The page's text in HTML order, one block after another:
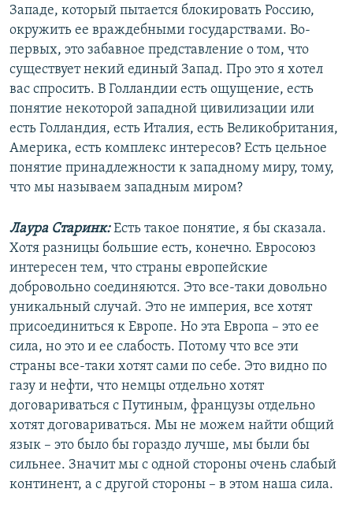
Западе, который пытается блокировать Россию,
окружить ее враждебными государствами. Во-
первых, это забавное представление о том, что
существует некий единый Запад. Про это я хотел
вас спросить. В Голландии есть ощущение, есть
понятие некоторой западной цивилизации или
есть Голландия, есть Италия, есть Великобритания,
Америка, есть комплекс интересов? Есть цельное
понятие принадлежности к западному миру, тому,
что мы называем западным миром?
Лаура Старинк:Есть такое понятие, я бы сказала.
Хотя разницы большие есть, конечно. Евросоюз
интересен тем, что страны европейские
добровольно соединяются. Это все-таки довольно
уникальный случай. Это не империя, все хотят
присоединиться к Европе. Но эта Европа – это ее
сила, но это и ее слабость. Потому что все эти
страны все-таки хотят сами по себе. Это видно по
газу и нефти, что немцы отдельно хотят
договариваться с Путиным, французы отдельно
хотят договариваться. Мы не можем найти общий
язык – это было бы гораздо лучше, мы были бы
сильнее. Значит мы с одной стороны очень слабый
континент, а с другой стороны – в этом наша сила.